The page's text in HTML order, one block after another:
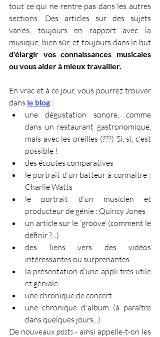
tout ce qui ne rentre pas dans les autres
sections. Des articles sur des sujets
variés, toujours en rapport avec la
d'élargir vos connaissances musicales
ou vous aider à mieux travailler.
En vrac et à ce jour, vous pourrez trouver
dans le blog :
une dégustation sonore, comme
dans un restaurant gastronomique,
mais avec les oreilles (???) Si, si, c'est
possible !
des écoutes comparatives
le portrait d’un batteur à connaître :
Charlie Watts
le portrait d’un musicien et
producteur de génie : Quincy Jones
un article sur le ‘groove’ (comment le
définir ?...)
des liens vers des vidéos
intéressantes ou surprenantes
la présentation d’une appli très utile
et géniale
une chronique de concert
une chronique d'album (à paraître
dans quelques jours...)
De nouveaux posts - ainsi appelle-t-on les